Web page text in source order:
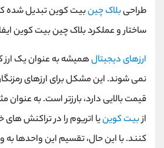
طراحیبلاک چینبیت کوین تبدیل شده
ساختار و عملکرد بلاک چین بیت کوین
ارزهای دیجیتالهمیشه به عنوان یک
نمی شوند. این مشکل برای ارزهای
قیمت بالایی دارد، بارزتر است. به
ازبیت کوینیا اتریوم را در تراکنش
کنند. با این حال، تقسیم این واحدها به